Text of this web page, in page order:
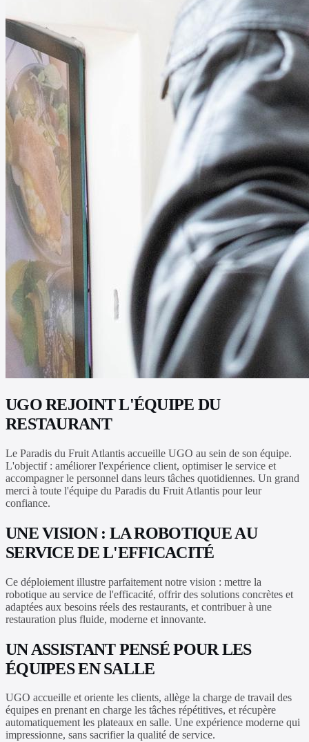
UGO REJOINT L'ÉQUIPE DU
RESTAURANT
Le Paradis du Fruit Atlantis accueille UGO au sein de son équipe.
L'objectif : améliorer l'expérience client, optimiser le service et
accompagner le personnel dans leurs tâches quotidiennes. Un grand
merci à toute l'équipe du Paradis du Fruit Atlantis pour leur
confiance.
UNE VISION : LA ROBOTIQUE AU
SERVICE DE L'EFFICACITÉ
Ce déploiement illustre parfaitement notre vision : mettre la
robotique au service de l'efficacité, offrir des solutions concrètes et
adaptées aux besoins réels des restaurants, et contribuer à une
restauration plus fluide, moderne et innovante.
UN ASSISTANT PENSÉ POUR LES
ÉQUIPES EN SALLE
UGO accueille et oriente les clients, allège la charge de travail des
équipes en prenant en charge les tâches répétitives, et récupère
automatiquement les plateaux en salle. Une expérience moderne qui
impressionne, sans sacrifier la qualité de service.